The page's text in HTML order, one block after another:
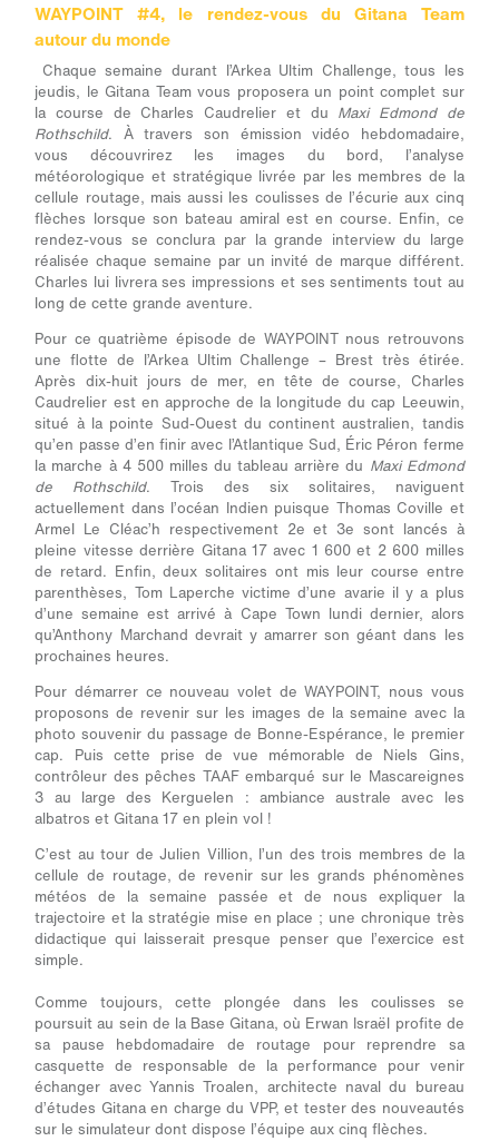
WAYPOINT #4, le rendez-vous du Gitana Team
autour du monde
Chaque semaine durant l’Arkea Ultim Challenge, tous les
jeudis, le Gitana Team vous proposera un point complet sur
la course de Charles Caudrelier et du Maxi Edmond de
Rothschild. À travers son émission vidéo hebdomadaire,
vous découvrirez les images du bord, l’analyse
météorologique et stratégique livrée par les membres de la
cellule routage, mais aussi les coulisses de l’écurie aux cinq
flèches lorsque son bateau amiral est en course. Enfin, ce
rendez-vous se conclura par la grande interview du large
réalisée chaque semaine par un invité de marque différent.
Charles lui livrera ses impressions et ses sentiments tout au
long de cette grande aventure.
Pour ce quatrième épisode de WAYPOINT nous retrouvons
une flotte de l’Arkea Ultim Challenge – Brest très étirée.
Après dix-huit jours de mer, en tête de course, Charles
Caudrelier est en approche de la longitude du cap Leeuwin,
situé à la pointe Sud-Ouest du continent australien, tandis
qu’en passe d’en finir avec l’Atlantique Sud, Éric Péron ferme
la marche à 4 500 milles du tableau arrière du Maxi Edmond
de Rothschild. Trois des six solitaires, naviguent
actuellement dans l’océan Indien puisque Thomas Coville et
Armel Le Cléac’h respectivement 2e et 3e sont lancés à
pleine vitesse derrière Gitana 17 avec 1 600 et 2 600 milles
de retard. Enfin, deux solitaires ont mis leur course entre
parenthèses, Tom Laperche victime d’une avarie il y a plus
d’une semaine est arrivé à Cape Town lundi dernier, alors
qu’Anthony Marchand devrait y amarrer son géant dans les
prochaines heures.
Pour démarrer ce nouveau volet de WAYPOINT, nous vous
proposons de revenir sur les images de la semaine avec la
photo souvenir du passage de Bonne-Espérance, le premier
cap. Puis cette prise de vue mémorable de Niels Gins,
contrôleur des pêches TAAF embarqué sur le Mascareignes
3 au large des Kerguelen : ambiance australe avec les
albatros et Gitana 17 en plein vol !
C’est au tour de Julien Villion, l’un des trois membres de la
cellule de routage, de revenir sur les grands phénomènes
météos de la semaine passée et de nous expliquer la
trajectoire et la stratégie mise en place ; une chronique très
didactique qui laisserait presque penser que l’exercice est
simple.
Comme toujours, cette plongée dans les coulisses se
poursuit au sein de la Base Gitana, où Erwan Israël profite de
sa pause hebdomadaire de routage pour reprendre sa
casquette de responsable de la performance pour venir
échanger avec Yannis Troalen, architecte naval du bureau
d’études Gitana en charge du VPP, et tester des nouveautés
sur le simulateur dont dispose l’équipe aux cinq flèches.